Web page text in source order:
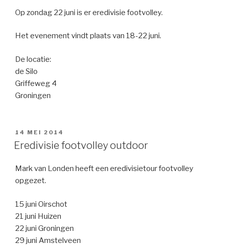
Op zondag 22 juni is er eredivisie footvolley.
Het evenement vindt plaats van 18-22 juni.
De locatie:
de Silo
Griffeweg 4
Groningen
GEPLAATST
OP
14 MEI 2014
Eredivisie footvolley outdoor
Mark van Londen heeft een eredivisietour footvolley
opgezet.
15 juni Oirschot
21 juni Huizen
22 juni Groningen
29 juni Amstelveen